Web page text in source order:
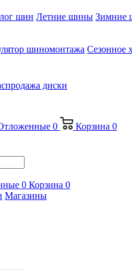
шин Летние шины Зимние
шиномонтажа Сезонное
диски
0 Корзина 0
0 Корзина 0
Магазины